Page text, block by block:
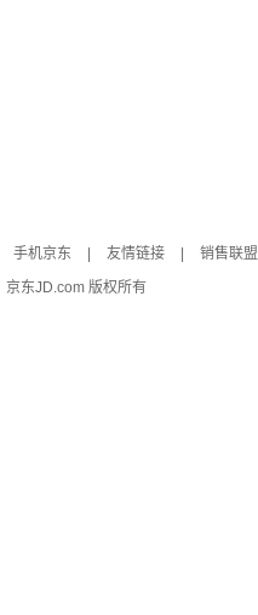
手机京东 友情链接 销售联盟
京东JD.com 版权所有